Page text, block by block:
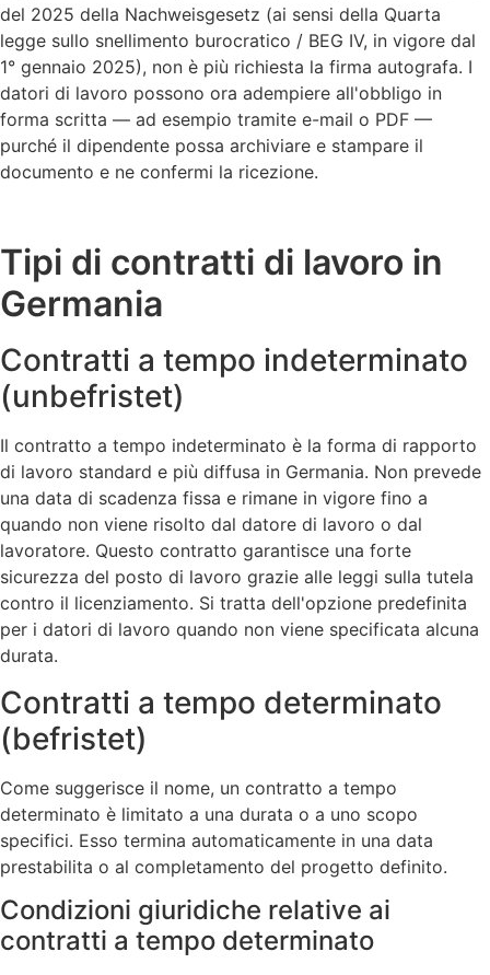
del 2025 della Nachweisgesetz (ai sensi della Quarta
legge sullo snellimento burocratico / BEG IV, in vigore dal
1° gennaio 2025), non è più richiesta la firma autografa. I
datori di lavoro possono ora adempiere all'obbligo in
forma scritta — ad esempio tramite e-mail o PDF —
purché il dipendente possa archiviare e stampare il
documento e ne confermi la ricezione.
Tipi di contratti di lavoro in
Germania
Contratti a tempo indeterminato
(unbefristet)
Il contratto a tempo indeterminato è la forma di rapporto
di lavoro standard e più diffusa in Germania. Non prevede
una data di scadenza fissa e rimane in vigore fino a
quando non viene risolto dal datore di lavoro o dal
lavoratore. Questo contratto garantisce una forte
sicurezza del posto di lavoro grazie alle leggi sulla tutela
contro il licenziamento. Si tratta dell'opzione predefinita
per i datori di lavoro quando non viene specificata alcuna
durata.
Contratti a tempo determinato
(befristet)
Come suggerisce il nome, un contratto a tempo
determinato è limitato a una durata o a uno scopo
specifici. Esso termina automaticamente in una data
prestabilita o al completamento del progetto definito.
Condizioni giuridiche relative ai
contratti a tempo determinato